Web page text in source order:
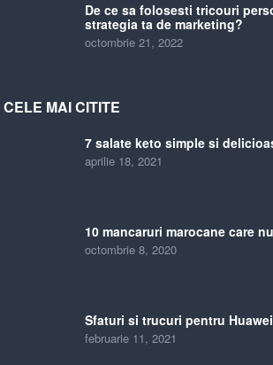
De ce sa folosesti tricouri
strategia ta de marketing?
octombrie 21, 2022
CELE MAI CITITE
7 salate keto simple si
aprilie 18, 2021
10 mancaruri marocane care
octombrie 8, 2020
Sfaturi si trucuri pentru
februarie 11, 2021